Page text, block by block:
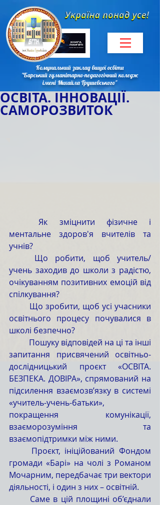
Комунальний заклад вищої освіти
"Барський гуманітарно-педагогічний коледж
імені Михайла Грушевського"
ОСВІТА. ІННОВАЦІЇ.
САМОРОЗВИТОК
	Як зміцнити фізичне і
ментальне здоров'я вчителів та
учнів?
учень заходив до школи з радістю,
очікуванням позитивних емоцій від
спілкування?
освітнього процесу почувалися в
школі безпечно?
запитання присвячений освітньо-
дослідницький проєкт «ОСВІТА.
БЕЗПЕКА. ДОВІРА», спрямований на
підсилення взаємозв’язку в системі
«учитель-учень-батьки»,
покращення комунікації,
взаєморозуміння та
взаємопідтримки між ними.
громади «Барі» на чолі з Романом
Мочарним, передбачає три вектори
діяльності, і один з них – освітній.